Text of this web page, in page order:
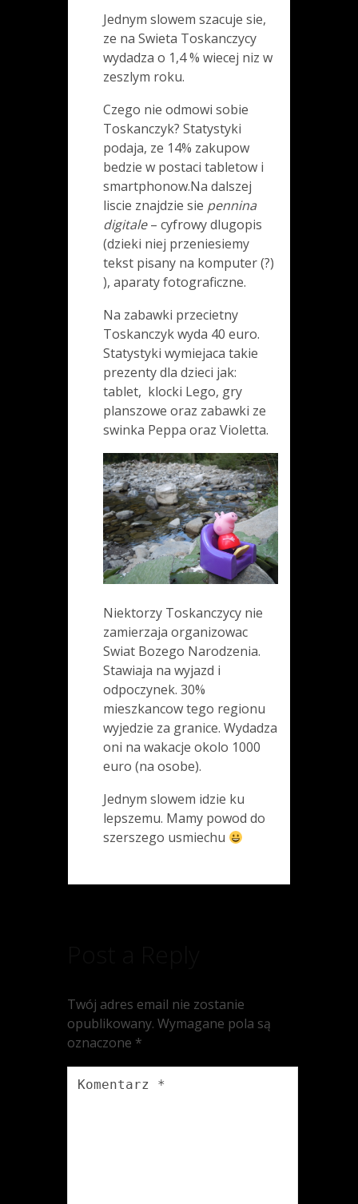
Jednym slowem szacuje sie,
ze na Swieta Toskanczycy
wydadza o 1,4 % wiecej niz w
zeszlym roku.
Czego nie odmowi sobie
Toskanczyk? Statystyki
podaja, ze 14% zakupow
bedzie w postaci tabletow i
smartphonow.Na dalszej
liscie znajdzie sie pennina
digitale– cyfrowy dlugopis
(dzieki niej przeniesiemy
tekst pisany na komputer (?)
), aparaty fotograficzne.
Na zabawki przecietny
Toskanczyk wyda 40 euro.
Statystyki wymiejaca takie
prezenty dla dzieci jak:
tablet, klocki Lego, gry
planszowe oraz zabawki ze
swinka Peppa oraz Violetta.
Niektorzy Toskanczycy nie
zamierzaja organizowac
Swiat Bozego Narodzenia.
Stawiaja na wyjazd i
odpoczynek. 30%
mieszkancow tego regionu
wyjedzie za granice. Wydadza
oni na wakacje okolo 1000
euro (na osobe).
Jednym slowem idzie ku
lepszemu. Mamy powod do
szerszego usmiechu
Twój adres email nie zostanie
opublikowany. Wymagane pola są
oznaczone *